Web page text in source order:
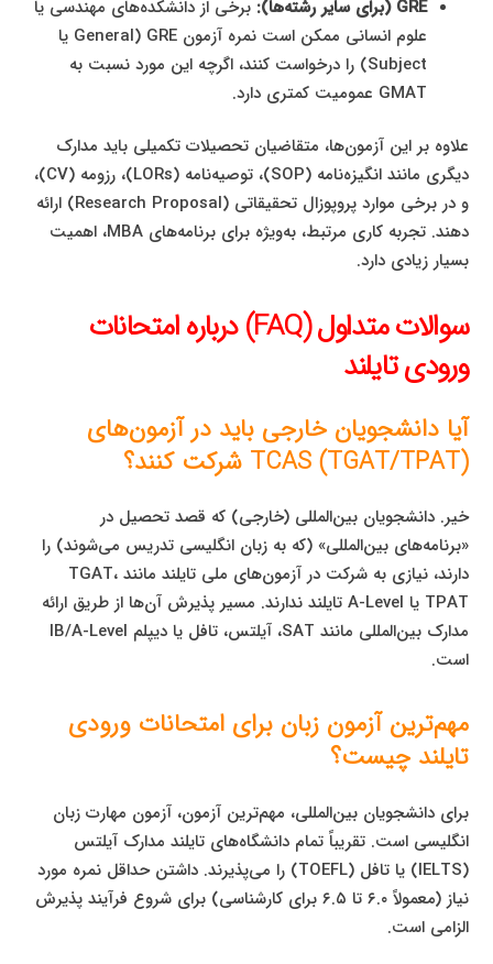
GRE (برای سایر رشته‌ها):
برخی از دانشکده‌های مهندسی یا
علوم انسانی ممکن است نمره آزمون GRE (General یا
Subject) را درخواست کنند، اگرچه این مورد نسبت به
GMAT عمومیت کمتری دارد.
علاوه بر این آزمون‌ها، متقاضیان تحصیلات تکمیلی باید مدارک
دیگری مانند انگیزه‌نامه (SOP)، توصیه‌نامه (LORs)، رزومه (CV)،
و در برخی موارد پروپوزال تحقیقاتی (Research Proposal) ارائه
دهند. تجربه کاری مرتبط، به‌ویژه برای برنامه‌های MBA، اهمیت
بسیار زیادی دارد.
سوالات متداول (FAQ) درباره امتحانات
ورودی تایلند
آیا دانشجویان خارجی باید در آزمون‌های
TCAS (TGAT/TPAT) شرکت کنند؟
خیر. دانشجویان بین‌المللی (خارجی) که قصد تحصیل در
«برنامه‌های بین‌المللی» (که به زبان انگلیسی تدریس می‌شوند) را
دارند، نیازی به شرکت در آزمون‌های ملی تایلند مانند TGAT،
TPAT یا A-Level تایلند ندارند. مسیر پذیرش آن‌ها از طریق ارائه
مدارک بین‌المللی مانند SAT، آیلتس، تافل یا دیپلم IB/A-Level
است.
مهم‌ترین آزمون زبان برای امتحانات ورودی
تایلند چیست؟
برای دانشجویان بین‌المللی، مهم‌ترین آزمون، آزمون مهارت زبان
انگلیسی است. تقریباً تمام دانشگاه‌های تایلند مدارک آیلتس
(IELTS) یا تافل (TOEFL) را می‌پذیرند. داشتن حداقل نمره مورد
نیاز (معمولاً ۶.۰ تا ۶.۵ برای کارشناسی) برای شروع فرآیند پذیرش
الزامی است.